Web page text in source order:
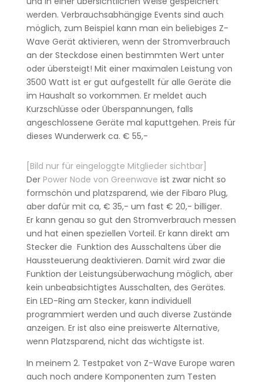
werden. Verbrauchsabhängige Events sind auch
möglich, zum Beispiel kann man ein beliebiges Z-
Wave Gerät aktivieren, wenn der Stromverbrauch
an der Steckdose einen bestimmten Wert unter
oder übersteigt! Mit einer maximalen Leistung von
3500 Watt ist er gut aufgestellt für alle Geräte die
im Haushalt so vorkommen. Er meldet auch
Kurzschlüsse oder Überspannungen, falls
angeschlossene Geräte mal kaputtgehen. Preis für
dieses Wunderwerk ca. € 55,-
[Bild nur für eingeloggte Mitglieder sichtbar]
Der Power Node von Greenwave ist zwar nicht so
formschön und platzsparend, wie der Fibaro Plug,
aber dafür mit ca, € 35,- um fast € 20,- billiger.
Er kann genau so gut den Stromverbrauch messen
und hat einen speziellen Vorteil. Er kann direkt am
Stecker die Funktion des Ausschaltens über die
Haussteuerung deaktivieren. Damit wird zwar die
Funktion der Leistungsüberwachung möglich, aber
kein unbeabsichtigtes Ausschalten, des Gerätes.
Ein LED-Ring am Stecker, kann individuell
programmiert werden und auch diverse Zustände
anzeigen. Er ist also eine preiswerte Alternative,
wenn Platzsparend, nicht das wichtigste ist.
In meinem 2. Testpaket von Z-Wave Europe waren
auch noch andere Komponenten zum Testen